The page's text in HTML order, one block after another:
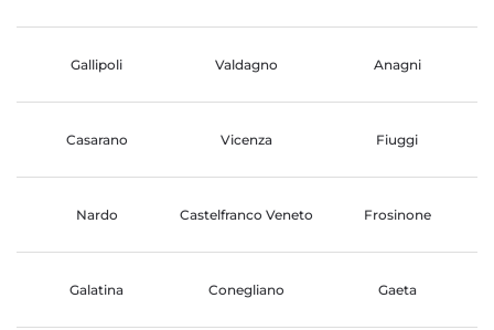
Gallipoli Valdagno Anagni
Casarano Vicenza Fiuggi
Nardo Castelfranco Veneto Frosinone
Galatina Conegliano Gaeta